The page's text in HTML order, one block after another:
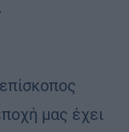
μας έχει